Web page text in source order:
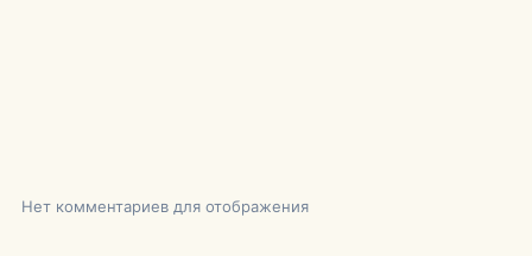
Нет комментариев для отображения